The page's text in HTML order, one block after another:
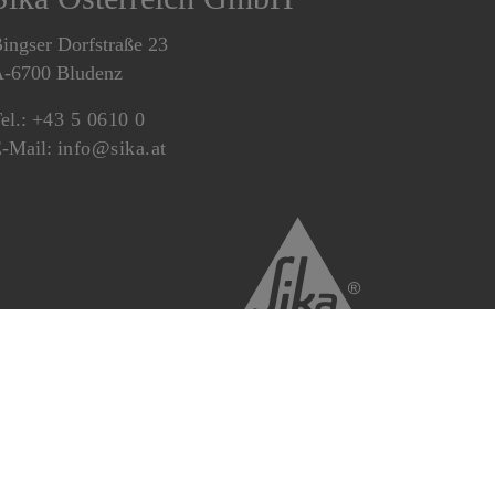
Dorfstraße 23
6700 Bludenz
+43 5 0610 0
Mail: info@sika.at